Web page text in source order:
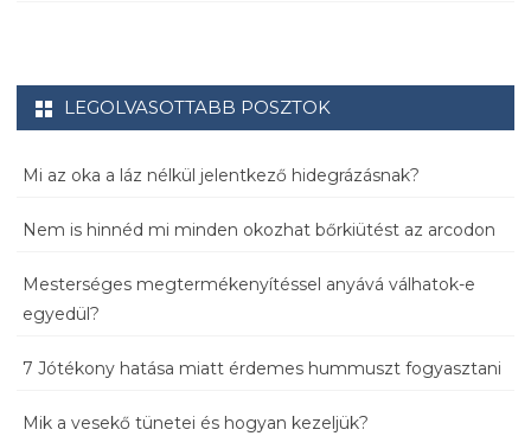
LEGOLVASOTTABB POSZTOK
Mi az oka a láz nélkül jelentkező hidegrázásnak?
Nem is hinnéd mi minden okozhat bőrkiütést az arcodon
Mesterséges megtermékenyítéssel anyává válhatok-e
egyedül?
7 Jótékony hatása miatt érdemes hummuszt fogyasztani
Mik a vesekő tünetei és hogyan kezeljük?